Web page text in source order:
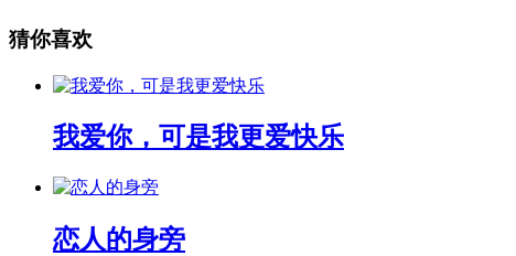
猜你喜欢
我爱你，可是我更爱快乐
恋人的身旁